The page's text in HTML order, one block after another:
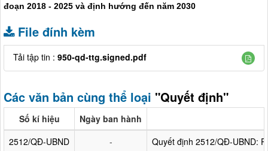
đoạn 2018 - 2025 và định hướng đến năm 2030
File đính kèm
Tải tập tin : 950-qd-ttg.signed.pdf
Các văn bản cùng thể loại "Quyết định"
Số kí hiệu
Ngày ban hành
2512/QĐ-UBND
-
Quyết định 2512/QĐ-UBND: